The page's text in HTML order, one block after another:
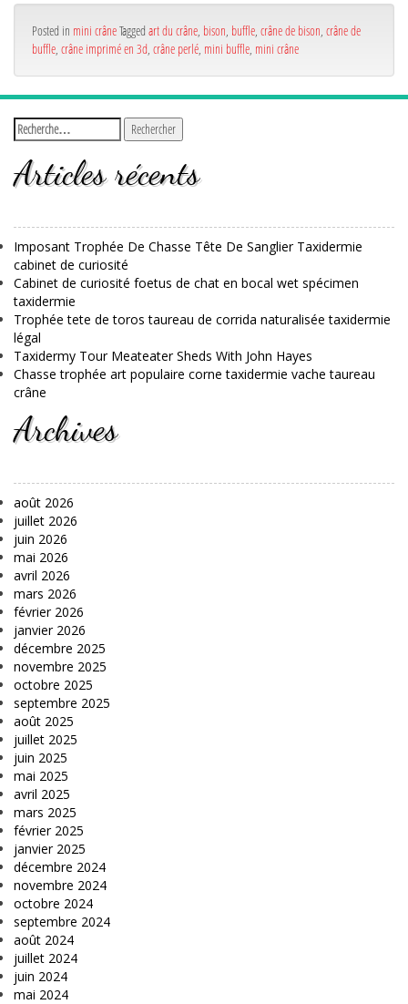
Posted in mini crâneTagged art du crâne bison buffle crâne de bison crâne de
buffle crâne imprimé en 3d crâne perlé mini buffle mini crâne
Articles récents
Imposant Trophée De Chasse Tête De Sanglier Taxidermie
cabinet de curiosité
Cabinet de curiosité foetus de chat en bocal wet spécimen
taxidermie
Trophée tete de toros taureau de corrida naturalisée taxidermie
légal
Taxidermy Tour Meateater Sheds With John Hayes
Chasse trophée art populaire corne taxidermie vache taureau
crâne
Archives
août 2026
juillet 2026
juin 2026
mai 2026
avril 2026
mars 2026
février 2026
janvier 2026
décembre 2025
novembre 2025
octobre 2025
septembre 2025
août 2025
juillet 2025
juin 2025
mai 2025
avril 2025
mars 2025
février 2025
janvier 2025
décembre 2024
novembre 2024
octobre 2024
septembre 2024
août 2024
juillet 2024
juin 2024
mai 2024